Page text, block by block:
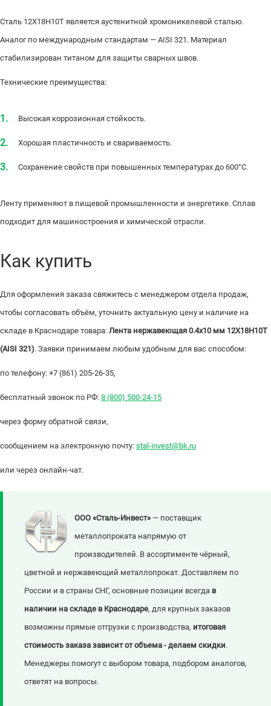
Сталь 12Х18Н10Т является аустенитной хромоникелевой сталью.
Аналог по международным стандартам — AISI 321. Материал
стабилизирован титаном для защиты сварных швов.
Технические преимущества:
Высокая коррозионная стойкость.
Хорошая пластичность и свариваемость.
Сохранение свойств при повышенных температурах до 600°С.
Ленту применяют в пищевой промышленности и энергетике. Сплав
подходит для машиностроения и химической отрасли.
Как купить
Для оформления заказа свяжитесь с менеджером отдела продаж,
чтобы согласовать объём, уточнить актуальную цену и наличие на
складе в Краснодаре товара: Лента нержавеющая 0.4х10 мм 12Х18Н10Т
(AISI 321). Заявки принимаем любым удобным для вас способом:
по телефону: +7 (861) 205-26-35,
бесплатный звонок по РФ: 8 (800) 500-24-15
через форму обратной связи,
сообщением на электронную почту: stal-invest@bk.ru
или через онлайн-чат.
ООО «Сталь-Инвест» — поставщик
металлопроката напрямую от
производителей. В ассортименте чёрный,
цветной и нержавеющий металлопрокат. Доставляем по
России и в страны СНГ, основные позиции всегда в
наличии на складе в Краснодаре, для крупных заказов
возможны прямые отгрузки с производства, итоговая
стоимость заказа зависит от объема - делаем скидки.
Менеджеры помогут с выбором товара, подбором аналогов,
ответят на вопросы.